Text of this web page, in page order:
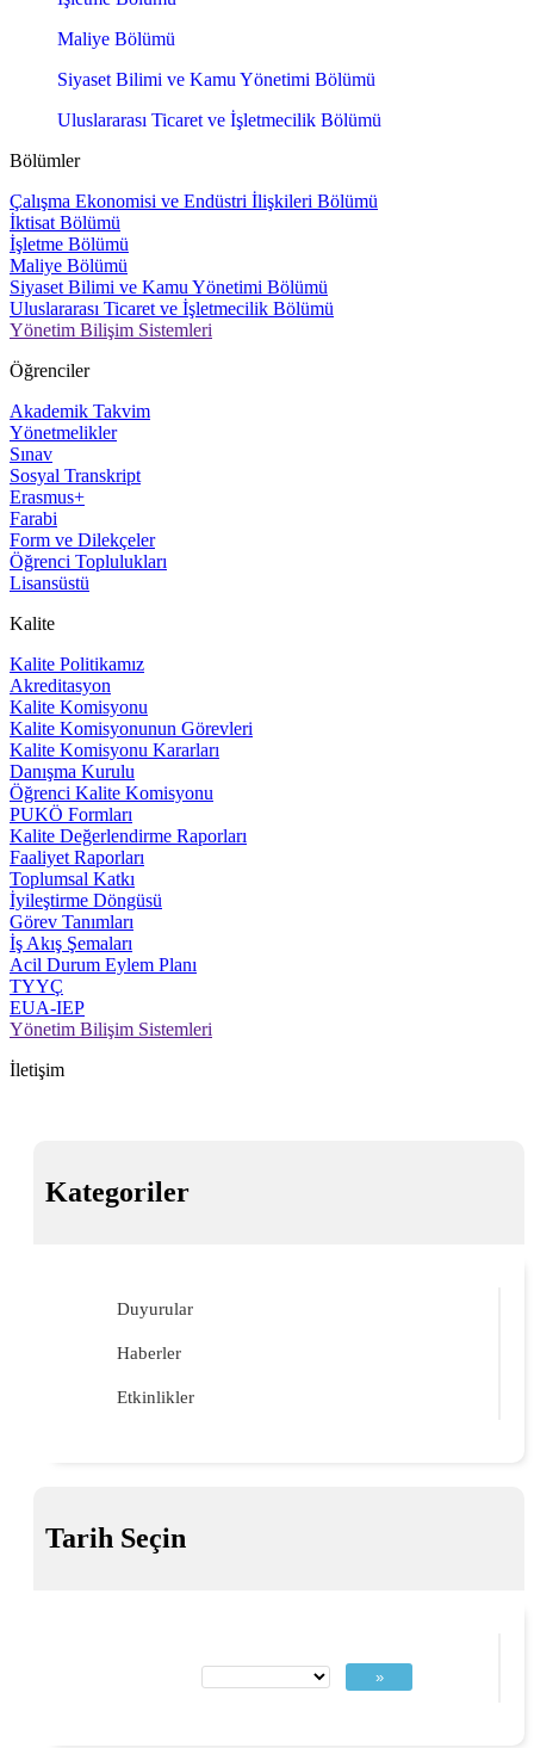
Maliye Bölümü
Siyaset Bilimi ve Kamu Yönetimi Bölümü
Uluslararası Ticaret ve İşletmecilik Bölümü
Bölümler
Çalışma Ekonomisi ve Endüstri İlişkileri Bölümü
İktisat Bölümü
İşletme Bölümü
Maliye Bölümü
Siyaset Bilimi ve Kamu Yönetimi Bölümü
Uluslararası Ticaret ve İşletmecilik Bölümü
Yönetim Bilişim Sistemleri
Öğrenciler
Akademik Takvim
Yönetmelikler
Sınav
Sosyal Transkript
Erasmus+
Farabi
Form ve Dilekçeler
Öğrenci Toplulukları
Lisansüstü
Kalite
Kalite Politikamız
Akreditasyon
Kalite Komisyonu
Kalite Komisyonunun Görevleri
Kalite Komisyonu Kararları
Danışma Kurulu
Öğrenci Kalite Komisyonu
PUKÖ Formları
Kalite Değerlendirme Raporları
Faaliyet Raporları
Toplumsal Katkı
İyileştirme Döngüsü
Görev Tanımları
İş Akış Şemaları
Acil Durum Eylem Planı
TYYÇ
EUA-IEP
Yönetim Bilişim Sistemleri
İletişim
Kategoriler
Duyurular
Haberler
Etkinlikler
Tarih Seçin
»